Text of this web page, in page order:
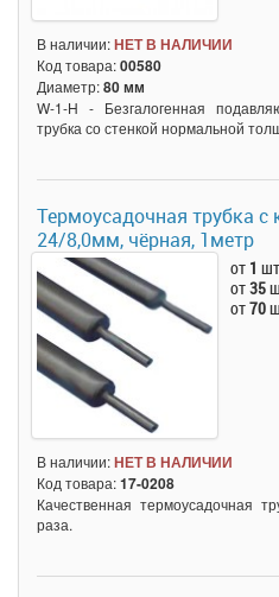
В наличии:НЕТ В НАЛИЧИИ
Код товара:00580
Диаметр:80 мм
W-1-H - Безгалогенная
трубка со стенкой нормальной
Термоусадочная трубка
24/8,0мм, чёрная, 1метр
от 1
от35
от70
В наличии:НЕТ В НАЛИЧИИ
Код товара:17-0208
Качественная термоусадочная
раза.